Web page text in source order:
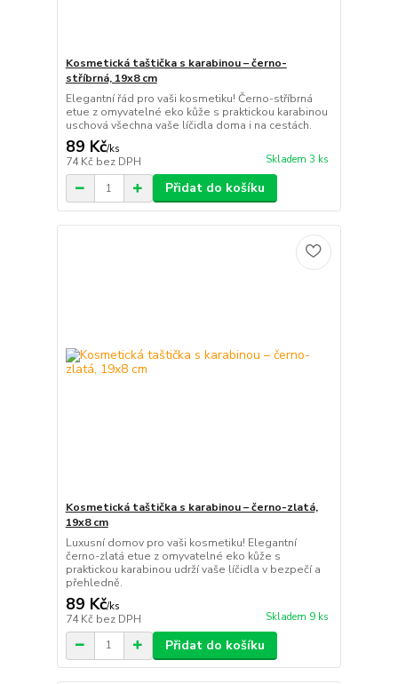
Kosmetická taštička s karabinou – černo-
stříbrná, 19x8 cm
Elegantní řád pro vaši kosmetiku! Černo-stříbrná
etue z omyvatelné eko kůže s praktickou karabinou
uschová všechna vaše líčidla doma i na cestách.
89 Kč/ks
74 Kč bez DPH Skladem 3 ks
Přidat do košíku
Kosmetická taštička s karabinou – černo-zlatá,
19x8 cm
Luxusní domov pro vaši kosmetiku! Elegantní
černo-zlatá etue z omyvatelné eko kůže s
praktickou karabinou udrží vaše líčidla v bezpečí a
přehledně.
89 Kč/ks
74 Kč bez DPH Skladem 9 ks
Přidat do košíku